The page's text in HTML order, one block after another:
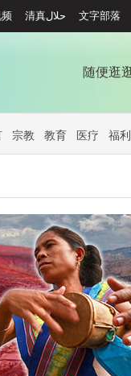
文字部落
随便逛
宗教 教育 医疗 福利